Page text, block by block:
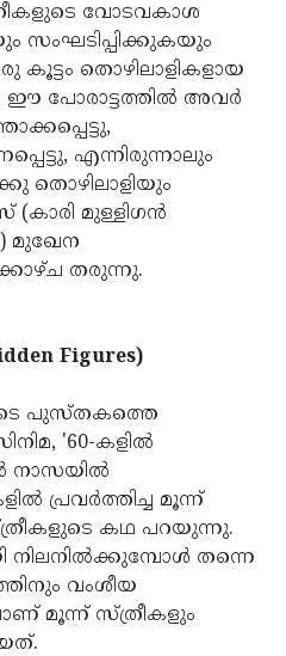
വോടവകാശ
സംഘടിപ്പിക്കുകയും
തൊഴിലാളികളായ
ഈ പോരാട്ടത്തിൽ അവർ
എന്നിരുന്നാലും
തൊഴിലാളിയും
മുള്ളിഗൻ
മുഖേന
തരുന്നു.
Figures)
പുസ്തകത്തെ
'60-കളിൽ
നാസയിൽ
പ്രവർത്തിച്ച മൂന്ന്
കഥ പറയുന്നു.
നിലനിൽക്കുമ്പോൾ തന്നെ
വംശീയ
മൂന്ന് സ്ത്രീകളും